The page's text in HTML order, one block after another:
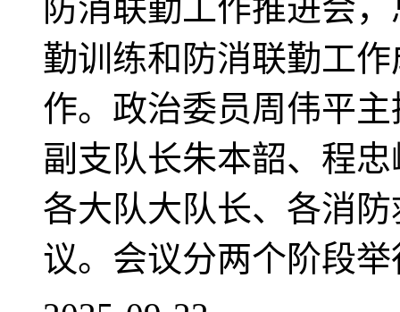
防消联勤工作推进会
勤训练和防消联勤工
作。政治委员周伟平
副支队长朱本韶、程
各大队大队长、各消
议。会议分两个阶段举